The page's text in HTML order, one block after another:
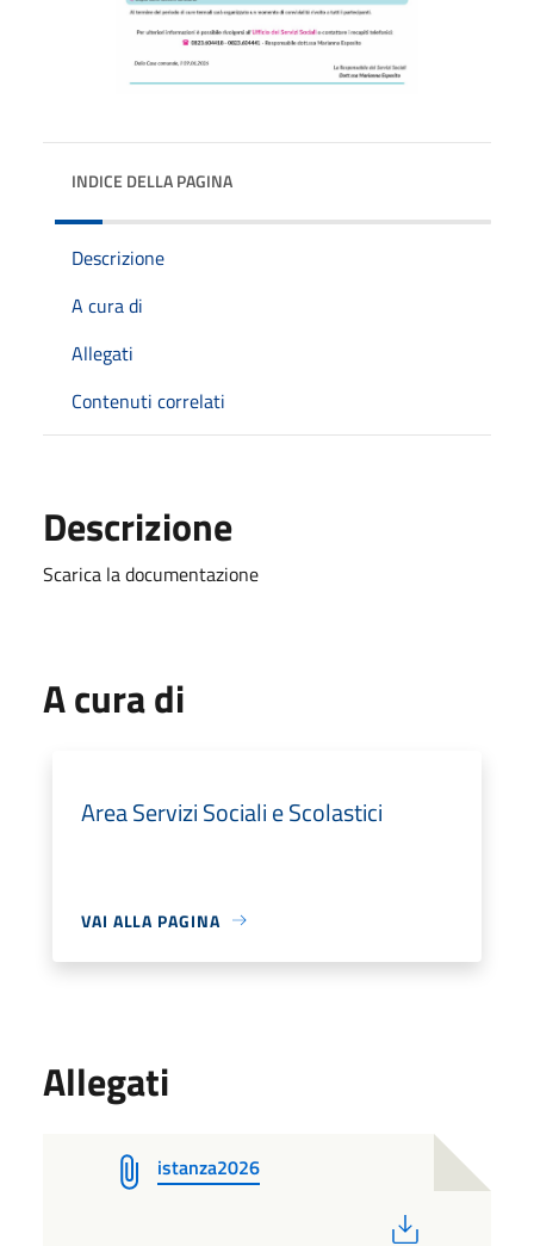
INDICE DELLA PAGINA
Descrizione
A cura di
Allegati
Contenuti correlati
Descrizione
Scarica la documentazione
A cura di
Area Servizi Sociali e Scolastici
VAI ALLA PAGINA
Allegati
istanza2026